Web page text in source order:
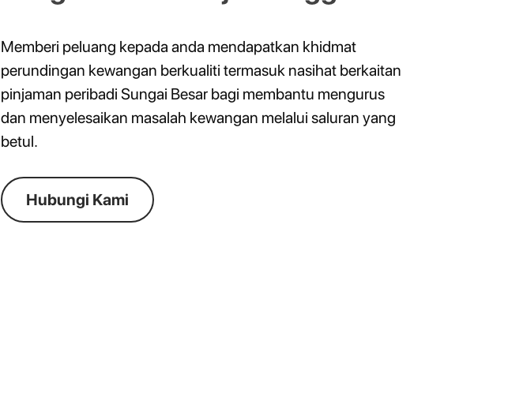
Memberi peluang kepada anda mendapatkan khidmat
perundingan kewangan berkualiti termasuk nasihat berkaitan
pinjaman peribadi Sungai Besar bagi membantu mengurus
dan menyelesaikan masalah kewangan melalui saluran yang
betul.
Hubungi Kami